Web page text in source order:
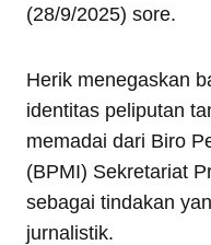
(28/9/2025) sore.
Herik menegaskan
identitas peliputan
memadai dari Biro
(BPMI) Sekretariat
sebagai tindakan
jurnalistik.